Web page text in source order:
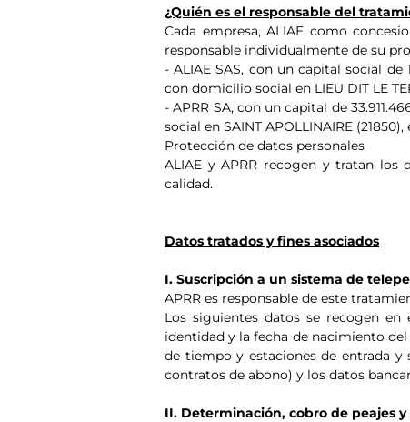
¿Quién es el responsable del
Cada empresa, ALIAE como
responsable individualmente de su
- ALIAE SAS, con un capital social
con domicilio social en LIEU DIT LE
- APRR SA, con un capital de
social en SAINT APOLLINAIRE
Protección de datos personales
ALIAE y APRR recogen y tratan los
calidad.
Datos tratados y fines asociados
I. Suscripción a un sistema de
APRR es responsable de este
Los siguientes datos se recogen
identidad y la fecha de nacimiento
de tiempo y estaciones de entrada
contratos de abono) y los datos
II. Determinación, cobro de peajes